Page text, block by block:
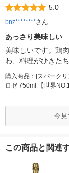
5.0
bnz********さん
あっさり美味しい
美味しいです。鶏
わ、料理がひきた
購入商品：[スパーク
ロゼ 750ml 【世界
今
この商品と関連